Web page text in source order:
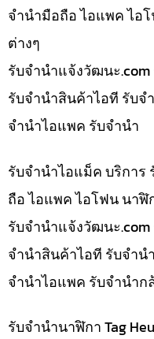
จำนำมือถือ ไอแพค ไอ
ต่างๆ
รับจํานําแจ้งวัฒนะ
รับจำนำสินค้าไอที รับ
จำนำไอแพค รับจำนำ
รับจำนำไอแม็ค บริการ
ถือ ไอแพค ไอโฟน นาฬิ
รับจํานําแจ้งวัฒนะ
จำนำสินค้าไอที รับจำ
จำนำไอแพค รับจำนำก
รับจำนำนาฬิกา Tag